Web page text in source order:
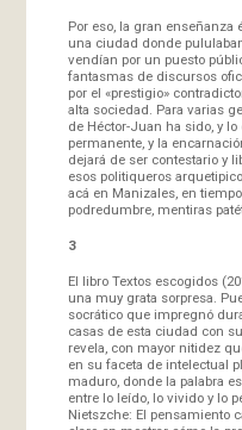
Por eso, la gran
una ciudad donde
vendían por un puesto
fantasmas de discursos
por el «prestigio»
alta sociedad. Para varias
de Héctor-Juan ha sido, y
permanente, y la
dejará de ser contestario y
esos politiqueros
acá en Manizales, en
podredumbre, mentiras
3
El libro Textos escogidos
una muy grata sorpresa.
socrático que impregnó
casas de esta ciudad con
revela, con mayor nitidez
en su faceta de intelectual
maduro, donde la palabra
entre lo leído, lo vivido y lo
Nietszche: El pensamiento